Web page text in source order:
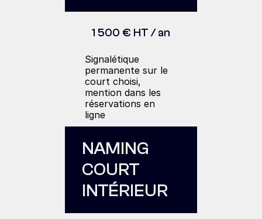
1 500 € HT / an
Signalétique
permanente sur le
court choisi,
mention dans les
réservations en
ligne
NAMING
COURT
INTÉRIEUR